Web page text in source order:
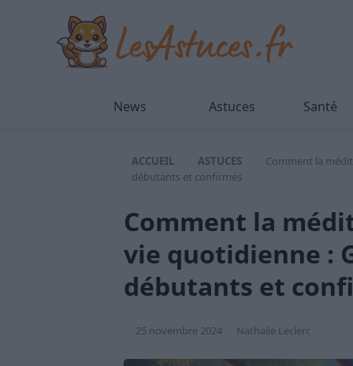
News Astuces Santé
ACCUEIL ASTUCES
Comment la
débutants et confirmés
Comment la
vie quotidienne :
débutants et
25 novembre 2024 Nathalie Leclerc